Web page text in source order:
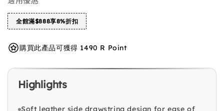
全館滿$888享8%折扣
購買此產品可獲得 1490 R Point
Highlights
Soft leather side drawstring design for ease of